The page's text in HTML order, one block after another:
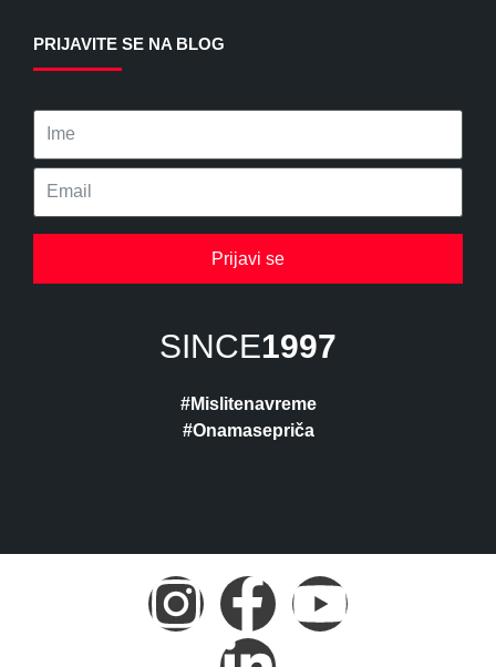
PRIJAVITE SE NA BLOG
Prijavi se
SINCE1997
#Mislitenavreme
#Onamasepriča